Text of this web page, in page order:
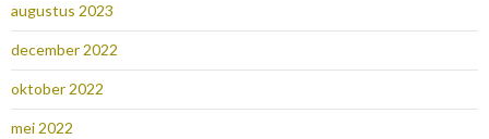
augustus 2023
december 2022
oktober 2022
mei 2022